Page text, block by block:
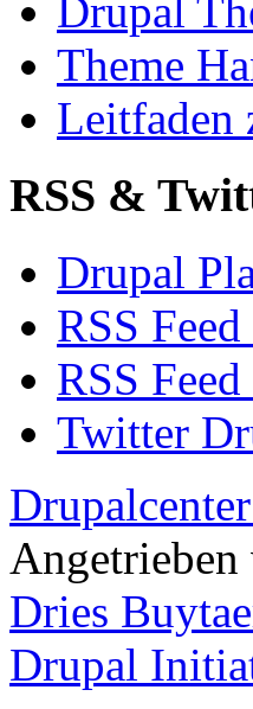
Drupal
Theme
Leitfaden
RSS &
Drupal
RSS
RSS
Twitter
Angetrieben
Dries
Drupal